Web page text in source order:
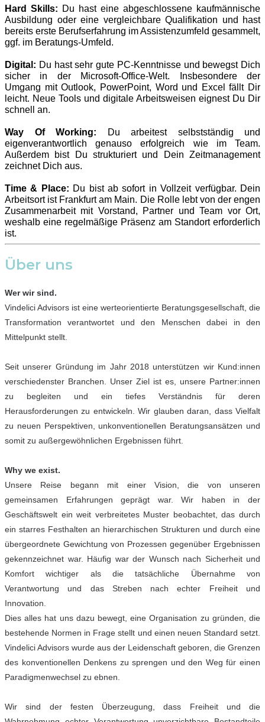
Hard Skills: Du hast eine abgeschlossene kaufmännische
Ausbildung oder eine vergleichbare Qualifikation und hast
bereits erste Berufserfahrung im Assistenzumfeld gesammelt,
ggf. im Beratungs-Umfeld.
Digital: Du hast sehr gute PC-Kenntnisse und bewegst Dich
sicher in der Microsoft-Office-Welt. Insbesondere der
Umgang mit Outlook, PowerPoint, Word und Excel fällt Dir
leicht. Neue Tools und digitale Arbeitsweisen eignest Du Dir
schnell an.
Way Of Working:
Du arbeitest selbstständig und
eigenverantwortlich genauso erfolgreich wie im Team.
Außerdem bist Du strukturiert und Dein Zeitmanagement
zeichnet Dich aus.
Time & Place: Du bist ab sofort in Vollzeit verfügbar. Dein
Arbeitsort ist Frankfurt am Main. Die Rolle lebt von der engen
Zusammenarbeit mit Vorstand, Partner und Team vor Ort,
weshalb eine regelmäßige Präsenz am Standort erforderlich
ist.
Über uns
Wer wir sind.
Vindelici Advisors ist eine werteorientierte Beratungsgesellschaft, die
Transformation verantwortet und den Menschen dabei in den
Mittelpunkt stellt.
Seit unserer Gründung im Jahr 2018 unterstützen wir Kund:innen
verschiedenster Branchen. Unser Ziel ist es, unsere Partner:innen
zu begleiten und ein tiefes Verständnis für deren
Herausforderungen zu entwickeln. Wir glauben daran, dass Vielfalt
zu neuen Perspektiven, unkonventionellen Beratungsansätzen und
somit zu außergewöhnlichen Ergebnissen führt.
Why we exist.
Unsere Reise begann mit einer Vision, die von unseren
gemeinsamen Erfahrungen geprägt war. Wir haben in der
Geschäftswelt ein weit verbreitetes Muster beobachtet, das durch
ein starres Festhalten an hierarchischen Strukturen und durch eine
übergeordnete Gewichtung von Prozessen gegenüber Ergebnissen
gekennzeichnet war. Häufig war der Wunsch nach Sicherheit und
Komfort wichtiger als die tatsächliche Übernahme von
Verantwortung und das Streben nach echter Freiheit und
Innovation.
Dies alles hat uns dazu bewegt, eine Organisation zu gründen, die
bestehende Normen in Frage stellt und einen neuen Standard setzt.
Vindelici Advisors wurde aus der Leidenschaft geboren, die Grenzen
des konventionellen Denkens zu sprengen und den Weg für einen
Paradigmenwechsel zu ebnen.
Wir sind der festen Überzeugung, dass Freiheit und die